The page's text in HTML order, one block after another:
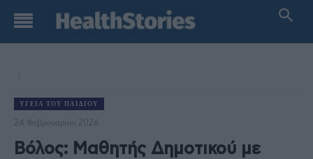
ΥΓΕΊΑ ΤΟΥ ΠΑΙΔΙΟΎ
24 Φεβρουαρίου 2026
Βόλος: Μαθητής Δημοτικού με